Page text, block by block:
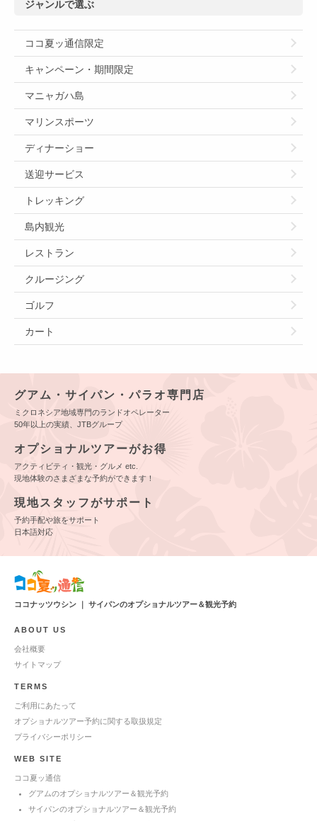
ジャンルで選ぶ
ココ夏ッ通信限定
キャンペーン・期間限定
マニャガハ島
マリンスポーツ
ディナーショー
送迎サービス
トレッキング
島内観光
レストラン
クルージング
ゴルフ
カート
グアム・サイパン・パラオ専門店
ミクロネシア地域専門のランドオペレーター
50年以上の実績、JTBグループ
オプショナルツアーがお得
アクティビティ・観光・グルメ etc.
現地体験のさまざまな予約ができます！
現地スタッフがサポート
予約手配や旅をサポート
日本語対応
ココナッツウシン ｜ サイパンのオプショナルツアー＆観光予約
ABOUT US
会社概要
サイトマップ
TERMS
ご利用にあたって
オプショナルツアー予約に関する取扱規定
プライバシーポリシー
WEB SITE
ココ夏ッ通信
グアムのオプショナルツアー＆観光予約
サイパンのオプショナルツアー＆観光予約